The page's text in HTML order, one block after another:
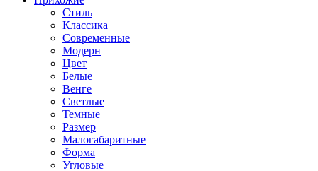
Стиль
Классика
Современные
Модерн
Цвет
Белые
Венге
Светлые
Темные
Размер
Малогабаритные
Форма
Угловые